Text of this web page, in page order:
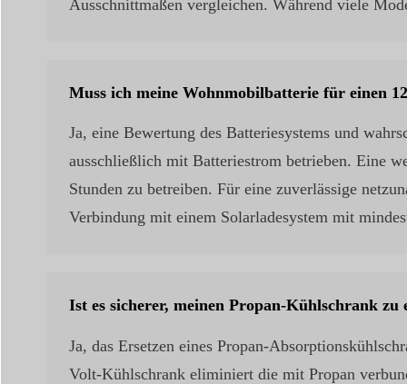
Ausschnittmaßen vergleichen. Während viele
Muss ich meine Wohnmobilbatterie für einen
Ja, eine Bewertung des Batteriesystems und
ausschließlich mit Batteriestrom betrieben. Eine
Stunden zu betreiben. Für eine zuverlässige
Verbindung mit einem Solarladesystem mit
Ist es sicherer, meinen Propan-Kühlschrank zu
Ja, das Ersetzen eines Propan-
Volt-Kühlschrank eliminiert die mit Propan